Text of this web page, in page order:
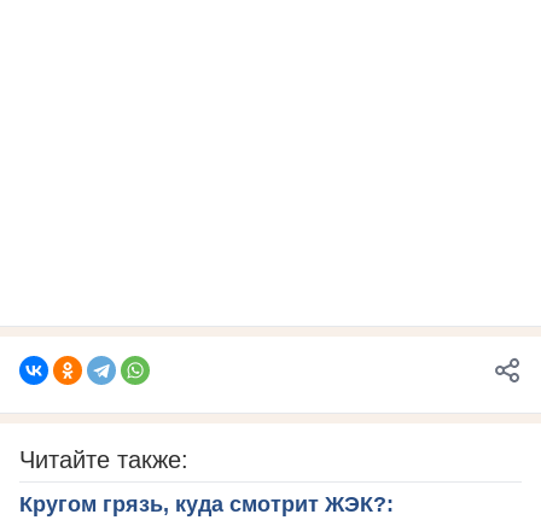
Читайте также:
Кругом грязь, куда смотрит ЖЭК?: